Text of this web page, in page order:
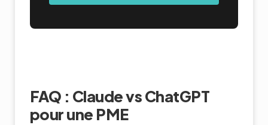
FAQ : Claude vs ChatGPT
pour une PME